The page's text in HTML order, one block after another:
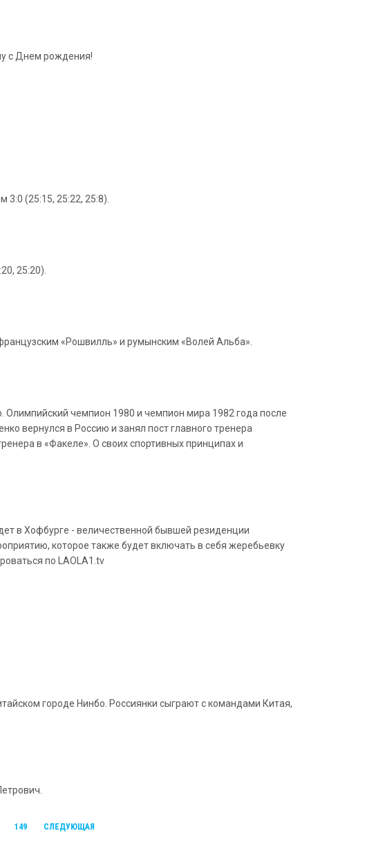
с Днем рождения!
3:0 (25:15, 25:22, 25:8).
25:20).
«Рошвилль» и румынским «Волей Альба».
Олимпийский чемпион 1980 и чемпион мира 1982 года после
вернулся в Россию и занял пост главного тренера
в «Факеле». О своих спортивных принципах и
в Хофбурге - величественной бывшей резиденции
которое также будет включать в себя жеребьевку
по LAOLA1.tv
городе Нинбо. Россиянки сыграют с командами Китая,
149 СЛЕДУЮЩАЯ